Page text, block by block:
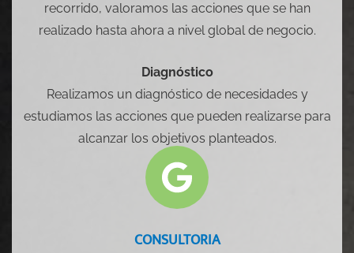
recorrido, valoramos las acciones que se han
realizado hasta ahora a nivel global de negocio.
Diagnóstico
Realizamos un diagnóstico de necesidades y
estudiamos las acciones que pueden realizarse para
alcanzar los objetivos planteados.
CONSULTORIA